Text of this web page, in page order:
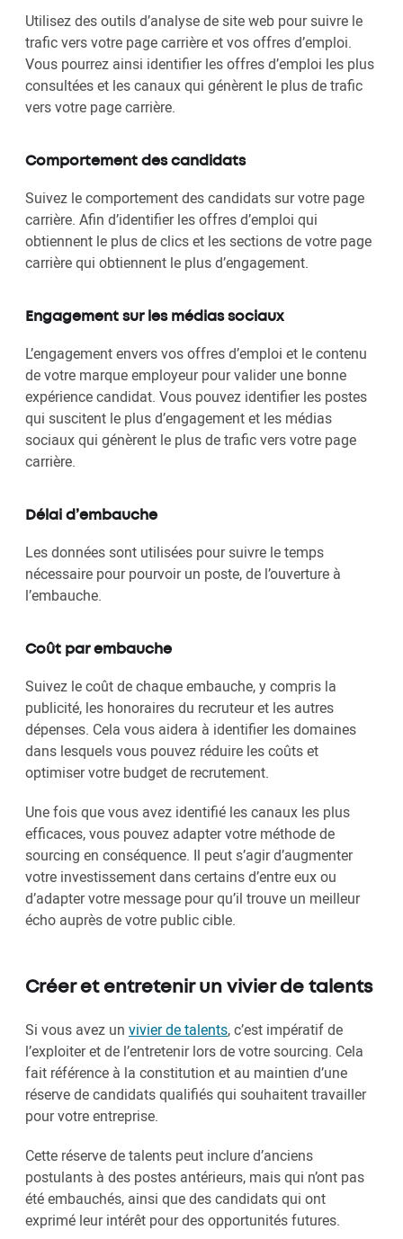
Utilisez des outils d’analyse de site web pour suivre le
trafic vers votre page carrière et vos offres d’emploi.
Vous pourrez ainsi identifier les offres d’emploi les plus
consultées et les canaux qui génèrent le plus de trafic
vers votre page carrière.
Comportement des candidats
Suivez le comportement des candidats sur votre page
carrière. Afin d’identifier les offres d’emploi qui
obtiennent le plus de clics et les sections de votre page
carrière qui obtiennent le plus d’engagement.
Engagement sur les médias sociaux
L’engagement envers vos offres d’emploi et le contenu
de votre marque employeur pour valider une bonne
expérience candidat. Vous pouvez identifier les postes
qui suscitent le plus d’engagement et les médias
sociaux qui génèrent le plus de trafic vers votre page
carrière.
Délai d’embauche
Les données sont utilisées pour suivre le temps
nécessaire pour pourvoir un poste, de l’ouverture à
l’embauche.
Coût par embauche
Suivez le coût de chaque embauche, y compris la
publicité, les honoraires du recruteur et les autres
dépenses. Cela vous aidera à identifier les domaines
dans lesquels vous pouvez réduire les coûts et
optimiser votre budget de recrutement.
Une fois que vous avez identifié les canaux les plus
efficaces, vous pouvez adapter votre méthode de
sourcing en conséquence. Il peut s’agir d’augmenter
votre investissement dans certains d’entre eux ou
d’adapter votre message pour qu’il trouve un meilleur
écho auprès de votre public cible.
Créer et entretenir un vivier de talents
Si vous avez un vivier de talents, c’est impératif de
l’exploiter et de l’entretenir lors de votre sourcing. Cela
fait référence à la constitution et au maintien d’une
réserve de candidats qualifiés qui souhaitent travailler
pour votre entreprise.
Cette réserve de talents peut inclure d’anciens
postulants à des postes antérieurs, mais qui n’ont pas
été embauchés, ainsi que des candidats qui ont
exprimé leur intérêt pour des opportunités futures.